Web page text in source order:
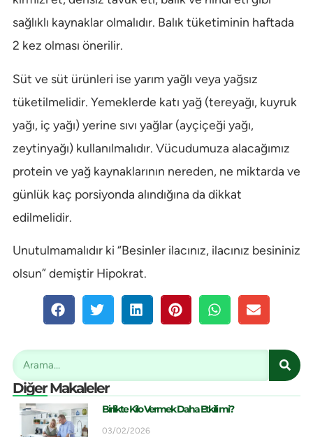
sağlıklı kaynaklar olmalıdır. Balık tüketiminin haftada
2 kez olması önerilir.
Süt ve süt ürünleri ise yarım yağlı veya yağsız
tüketilmelidir. Yemeklerde katı yağ (tereyağı, kuyruk
yağı, iç yağı) yerine sıvı yağlar (ayçiçeği yağı,
zeytinyağı) kullanılmalıdır. Vücudumuza alacağımız
protein ve yağ kaynaklarının nereden, ne miktarda ve
günlük kaç porsiyonda alındığına da dikkat
edilmelidir.
Unutulmamalıdır ki “Besinler ilacınız, ilacınız besininiz
olsun” demiştir Hipokrat.
Diğer Makaleler
Birlikte Kilo Vermek Daha Etkili mi?
03/02/2026